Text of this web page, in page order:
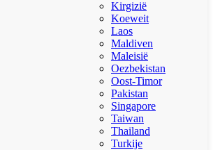
Kirgizië
Koeweit
Laos
Maldiven
Maleisië
Oezbekistan
Oost-Timor
Pakistan
Singapore
Taiwan
Thailand
Turkije